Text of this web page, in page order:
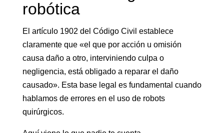
robótica
El artículo 1902 del Código Civil establece
claramente que «el que por acción u omisión
causa daño a otro, interviniendo culpa o
negligencia, está obligado a reparar el daño
causado». Esta base legal es fundamental cuando
hablamos de errores en el uso de robots
quirúrgicos.